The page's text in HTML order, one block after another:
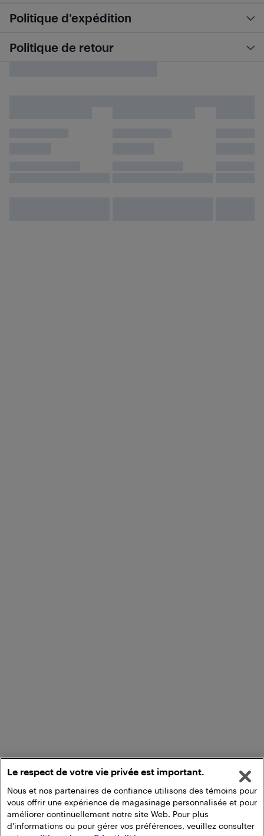
Politique d’expédition
Politique de retour
Le respect de votre vie privée est important.
Nous et nos partenaires de confiance utilisons des témoins pour
vous offrir une expérience de magasinage personnalisée et pour
améliorer continuellement notre site Web. Pour plus
d'informations ou pour gérer vos préférences, veuillez consulter